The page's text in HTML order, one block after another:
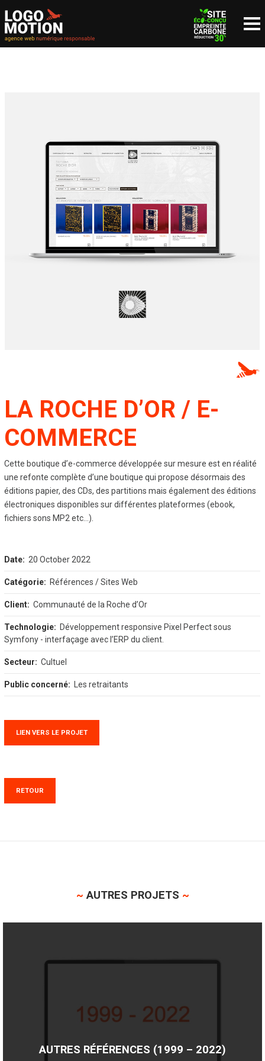
LA ROCHE D’OR / E-
COMMERCE
Cette boutique d’e-commerce développée sur mesure est en réalité
une refonte complète d’une boutique qui propose désormais des
éditions papier, des CDs, des partitions mais également des éditions
électroniques disponibles sur différentes plateformes (ebook,
fichiers sons MP2 etc…).
Date: 20 October 2022
Catégorie: Références / Sites Web
Client: Communauté de la Roche d’Or
Technologie: Développement responsive Pixel Perfect sous
Symfony - interfaçage avec l’ERP du client.
Secteur: Cultuel
Public concerné: Les retraitants
LIEN VERS LE PROJET
RETOUR
~ AUTRES PROJETS ~
AUTRES RÉFÉRENCES (1999 – 2022)